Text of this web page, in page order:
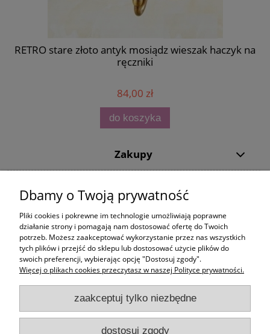
RETRO stare złoto antyk mosiądz wieszak haczyk na
ręczniki
84,00 zł
do koszyka
Zakupy
Moje konto
Informacje
Dbamy o Twoją prywatność
Pliki cookies i pokrewne im technologie umożliwiają poprawne
działanie strony i pomagają nam dostosować ofertę do Twoich
potrzeb. Możesz zaakceptować wykorzystanie przez nas wszystkich
tych plików i przejść do sklepu lub dostosować użycie plików do
swoich preferencji, wybierając opcję "Dostosuj zgody".
Więcej o plikach cookies przeczytasz w naszej Polityce prywatności.
zaakceptuj tylko niezbędne
dostosuj zgody